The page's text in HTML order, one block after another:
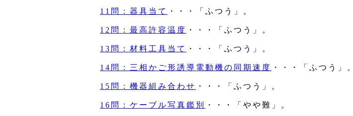
11問：器具当て ・・・「ふつう」。
12問：最高許容温度 ・・・「ふつう」。
13問：材料工具当て ・・・「ふつう」。
14問：三相かご形誘導電動機の同期速度 ・・・「ふつう」。
15問：機器組み合わせ ・・・「ふつう」。
16問：ケーブル写真鑑別 ・・・「やや難」。